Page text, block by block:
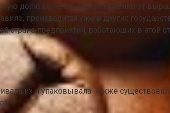
долю своего бюджета именно от
производится уже в других
предприятий, работающих в этой
их и упаковывала. Также